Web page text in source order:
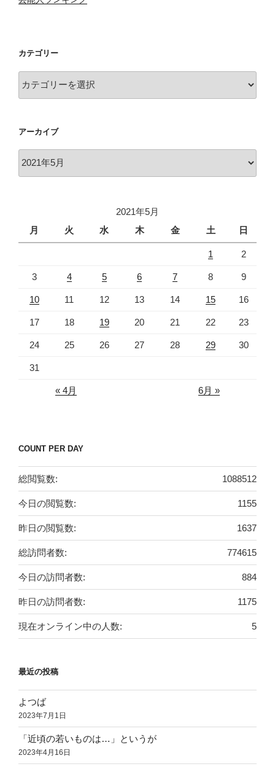
カテゴリー
テ
ー
アーカイブ
2021年5月
月
火 水 木 金 土 日
1 2
3 4 5 6 7 8 9
10 11 12 13 14 15 16
17 18 19 20 21 22 23
24 25 26 27 28 29 30
31
« 4月 6月 »
COUNT PER DAY
1088512
総閲覧数:
1155
今日の閲覧数:
1637
昨日の閲覧数:
774615
総訪問者数:
884
今日の訪問者数:
1175
昨日の訪問者数:
5
現在オンライン中の人数:
最近の投稿
よつば
2023年7月1日
「近頃の若いものは…」というが
2023年4月16日